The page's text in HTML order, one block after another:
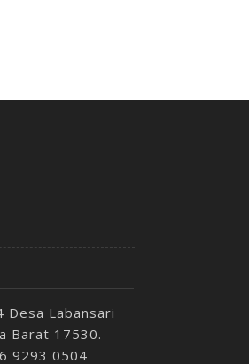
Desa Labansari
Barat 17530.
9293 0504